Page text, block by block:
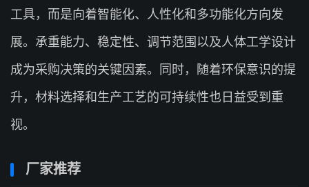
工具，而是向着智能化、人性化和多功能化方向发
展。承重能力、稳定性、调节范围以及人体工学设计
成为采购决策的关键因素。同时，随着环保意识的提
升，材料选择和生产工艺的可持续性也日益受到重
视。
厂家推荐